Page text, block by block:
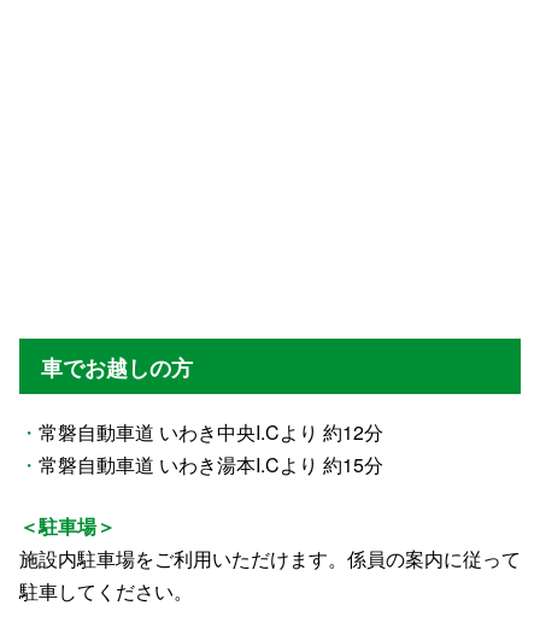
車でお越しの方
・ 常磐自動車道 いわき中央I.Cより 約12分
・ 常磐自動車道 いわき湯本I.Cより 約15分
＜駐車場＞
施設内駐車場をご利用いただけます。係員の案内に従って
駐車してください。